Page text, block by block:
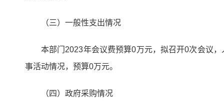
（三）一般性支出情况
本部门2023年会议费预算0万元，拟召开0次会议
事活动情况，预算0万元。
（四）政府采购情况